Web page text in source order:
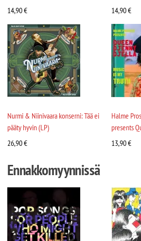
14,90€
14,90€
Nurmi & Niinivaara konserni: Tää ei
pääty hyvin (LP)
26,90€
Halme
presents
13,90€
Ennakkomyynnissä